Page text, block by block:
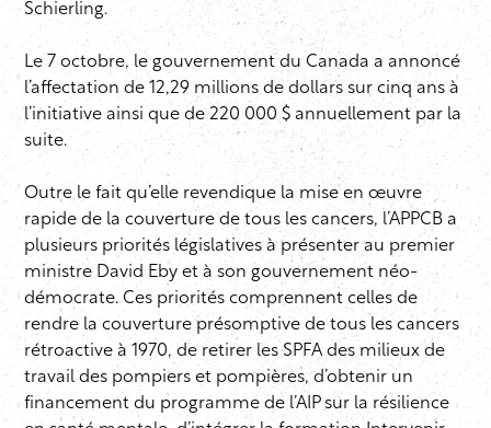
Schierling.
Le 7 octobre, le gouvernement du Canada a annoncé
l’affectation de 12,29 millions de dollars sur cinq ans à
l’initiative ainsi que de 220 000 $ annuellement par la
suite.
Outre le fait qu’elle revendique la mise en œuvre
rapide de la couverture de tous les cancers, l’APPCB a
plusieurs priorités législatives à présenter au premier
ministre David Eby et à son gouvernement néo-
démocrate. Ces priorités comprennent celles de
rendre la couverture présomptive de tous les cancers
rétroactive à 1970, de retirer les SPFA des milieux de
travail des pompiers et pompières, d’obtenir un
financement du programme de l’AIP sur la résilience